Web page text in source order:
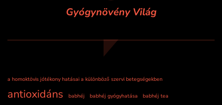
Gyógynövény Világ
a homoktövis jótékony hatásai a különböző szervi betegségekben
antioxidáns babhéj babhéj gyógyhatása babhéj tea